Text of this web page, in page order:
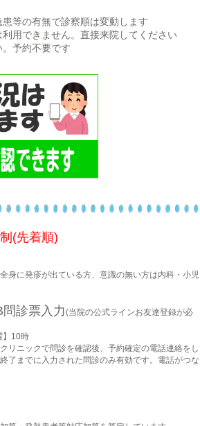
等の有無で診察順は変動します
用できません。直接来院してください
予約不要です
(先着順)
身に発疹が出ている方、意識の無い方は内科・小児
診票入力(当院の公式ラインお友達登録が必
】10時
リニックで問診を確認後、予約確定の電話連絡をし
了までに入力された問診のみ有効です。電話がつな